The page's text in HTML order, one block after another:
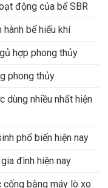
động của bể SBR
hành bể hiếu khí
hợp phong thủy
phong thủy
dùng nhiều nhất hiện
phổ biến hiện nay
đình hiện nay
bằng máy lò xo